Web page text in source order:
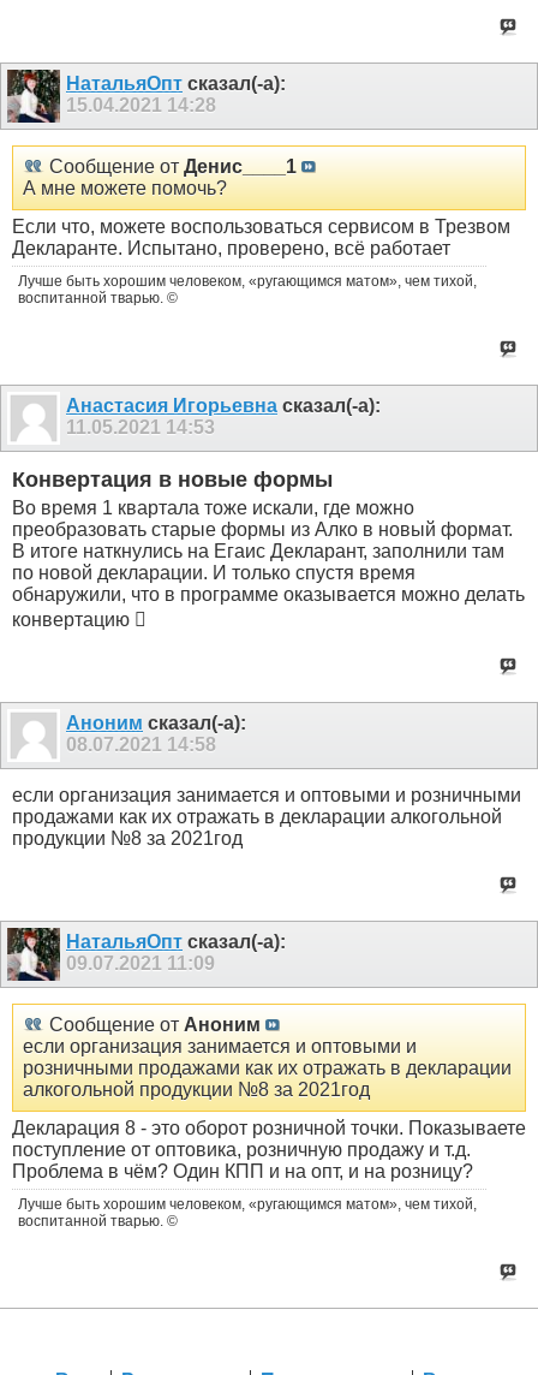
НатальяОпт сказал(-а):
15.04.2021 14:28
Сообщение от Денис____1
А мне можете помочь?
Если что, можете воспользоваться сервисом в Трезвом
Декларанте. Испытано, проверено, всё работает
Лучше быть хорошим человеком, «ругающимся матом», чем тихой,
воспитанной тварью. ©
Анастасия Игорьевна сказал(-а):
11.05.2021 14:53
Конвертация в новые формы
Во время 1 квартала тоже искали, где можно
преобразовать старые формы из Алко в новый формат.
В итоге наткнулись на Егаис Декларант, заполнили там
по новой декларации. И только спустя время
обнаружили, что в программе оказывается можно делать
конвертацию 
Аноним сказал(-а):
08.07.2021 14:58
если организация занимается и оптовыми и розничными
продажами как их отражать в декларации алкогольной
продукции №8 за 2021год
НатальяОпт сказал(-а):
09.07.2021 11:09
Сообщение от Аноним
если организация занимается и оптовыми и
розничными продажами как их отражать в декларации
алкогольной продукции №8 за 2021год
Декларация 8 - это оборот розничной точки. Показываете
поступление от оптовика, розничную продажу и т.д.
Проблема в чём? Один КПП и на опт, и на розницу?
Лучше быть хорошим человеком, «ругающимся матом», чем тихой,
воспитанной тварью. ©